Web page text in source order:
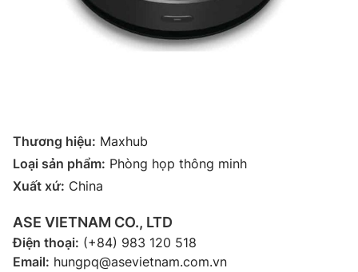
Thương hiệu: Maxhub
Loại sản phẩm: Phòng họp thông minh
Xuất xứ: China
ASE VIETNAM CO., LTD
Điện thoại: (+84) 983 120 518
Email: hungpq@asevietnam.com.vn